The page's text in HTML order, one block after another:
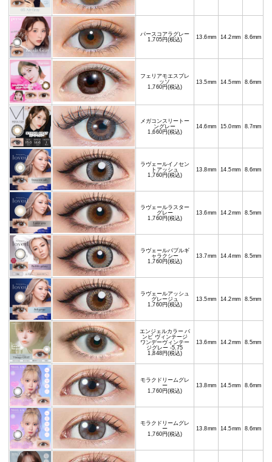
パースコアラグレー
1,705円(税込)
13.6mm 14.2mm 8.6mm
フェリアモエスプレ
ッソ
1,760円(税込)
13.5mm 14.5mm 8.6mm
メガコンスリートー
ングレー
1,660円(税込)
14.6mm 15.0mm 8.7mm
ラヴェールイノセン
トアッシュ
1,760円(税込)
13.8mm 14.5mm 8.6mm
ラヴェールラスター
グレー
1,760円(税込)
13.6mm 14.2mm 8.5mm
ラヴェールバブルギ
ャラクシー
1,760円(税込)
13.7mm 14.4mm 8.5mm
ラヴェールアッシュ
グレージュ
1,760円(税込)
13.5mm 14.2mm 8.5mm
エンジェルカラー バ
ンビ ヴィンテージ
ワンデーヴィンテー
ジグレー -5.75
1,848円(税込)
13.6mm 14.2mm 8.5mm
モラクドリームグレ
ー
1,760円(税込)
13.8mm 14.5mm 8.6mm
モラクドリームグレ
ー
1,760円(税込)
13.8mm 14.5mm 8.6mm